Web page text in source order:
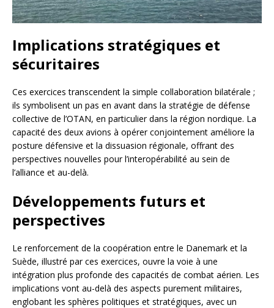
Implications stratégiques et
sécuritaires
Ces exercices transcendent la simple collaboration bilatérale ;
ils symbolisent un pas en avant dans la stratégie de défense
collective de l’OTAN, en particulier dans la région nordique. La
capacité des deux avions à opérer conjointement améliore la
posture défensive et la dissuasion régionale, offrant des
perspectives nouvelles pour l’interopérabilité au sein de
l’alliance et au-delà.
Développements futurs et
perspectives
Le renforcement de la coopération entre le Danemark et la
Suède, illustré par ces exercices, ouvre la voie à une
intégration plus profonde des capacités de combat aérien. Les
implications vont au-delà des aspects purement militaires,
englobant les sphères politiques et stratégiques, avec un